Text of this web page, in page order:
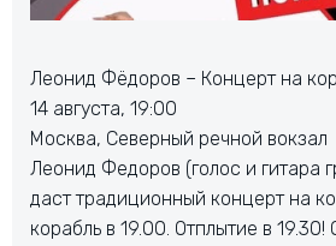
Леонид Фёдоров – Концерт на
14 августа, 19:00
Москва, Северный речной вокзал
Леонид Федоров (голос и гитара
даст традиционный концерт на
корабль в 19.00. Отплытие в